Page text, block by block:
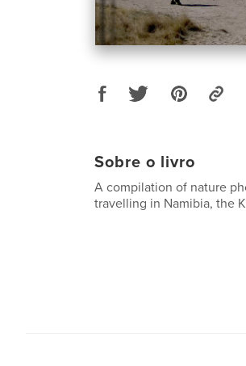
Sobre o livro
A compilation of nature
travelling in Namibia, the